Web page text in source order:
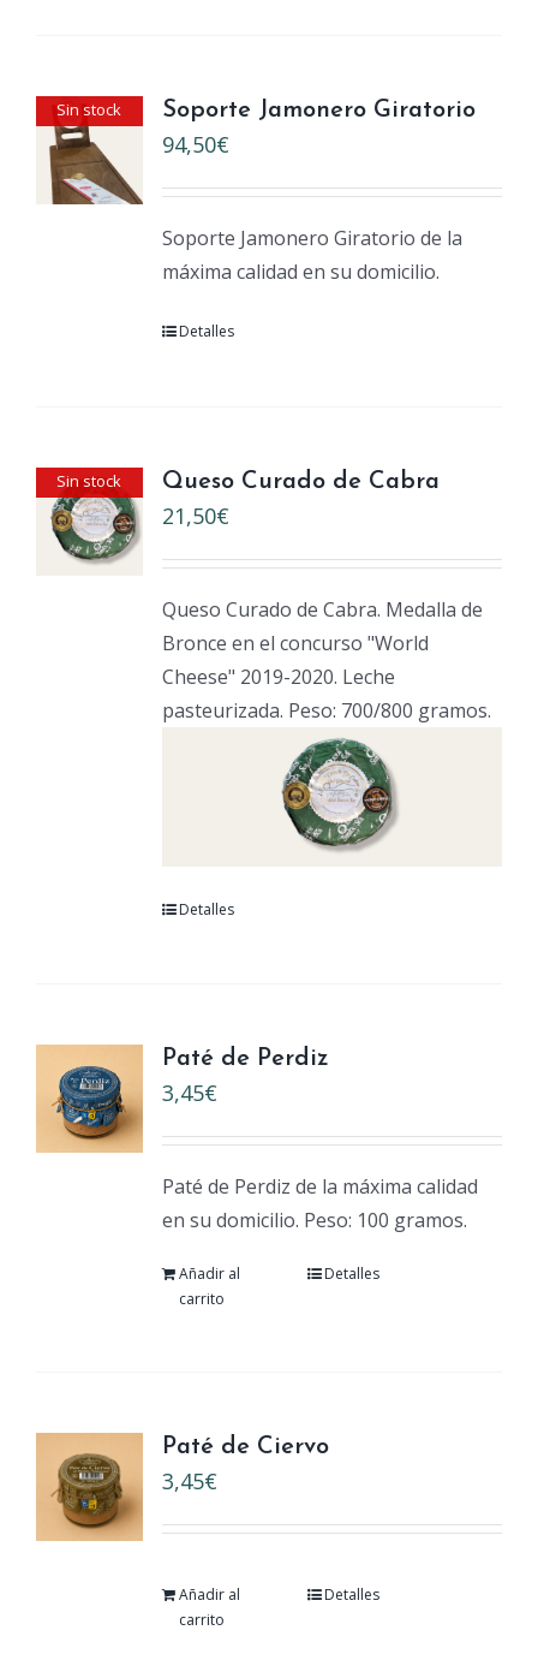
Sin stock Soporte Jamonero Giratorio
94,50€
Soporte Jamonero Giratorio de la
máxima calidad en su domicilio.
Detalles
Sin stock Queso Curado de Cabra
21,50€
Queso Curado de Cabra. Medalla de
Bronce en el concurso "World
Cheese" 2019-2020. Leche
pasteurizada. Peso: 700/800 gramos.
Detalles
Paté de Perdiz
3,45€
Paté de Perdiz de la máxima calidad
en su domicilio. Peso: 100 gramos.
Añadir al
carrito
Detalles
Paté de Ciervo
3,45€
Añadir al
carrito
Detalles